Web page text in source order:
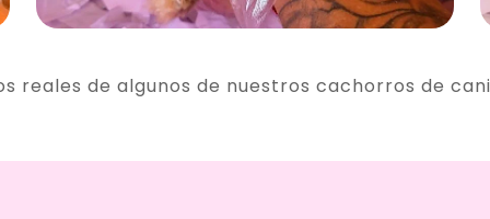
reales de algunos de nuestros cachorros de